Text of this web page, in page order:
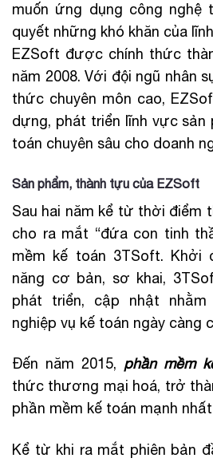
muốn ứng dụng công nghệ
quyết những khó khăn của
EZSoft được chính thức
năm 2008. Với đội ngũ nhân
thức chuyên môn cao,
dựng, phát triển lĩnh vực sản
toán chuyên sâu cho doanh
Sản phẩm, thành tựu của EZSoft
Sau hai năm kể từ thời điểm
cho ra mắt “đứa con tinh
mềm kế toán 3TSoft. Khởi
năng cơ bản, sơ khai,
phát triển, cập nhật
nghiệp vụ kế toán ngày càng
Đến năm 2015, phần mềm
thức thương mại hoá, trở
phần mềm kế toán mạnh
Kể từ khi ra mắt phiên bản